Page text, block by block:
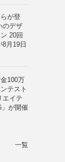
が登
のデザ
20回
月19日
100万
テスト
エイテ
」が開催
一覧